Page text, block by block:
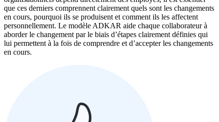
que ces derniers comprennent clairement quels sont les changements
en cours, pourquoi ils se produisent et comment ils les affectent
personnellement. Le modèle ADKAR aide chaque collaborateur à
aborder le changement par le biais d’étapes clairement définies qui
lui permettent à la fois de comprendre et d’accepter les changements
en cours.